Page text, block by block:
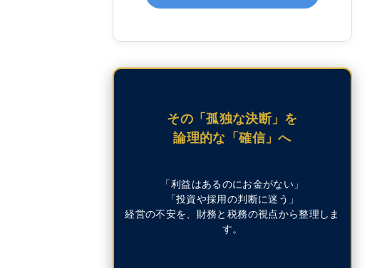
その「孤独な決断」を
論理的な「確信」へ
「利益はあるのにお金がない」
「投資や採用の判断に迷う」
経営の不安を、財務と税務の視点から整理しま
す。